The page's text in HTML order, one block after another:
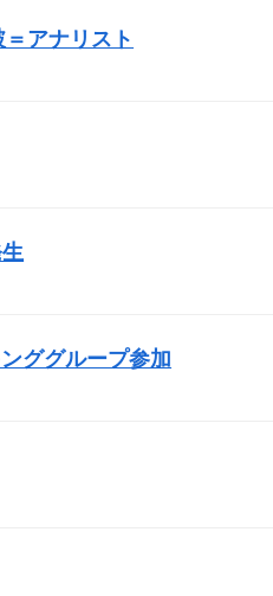
アナリスト
ググループ参加